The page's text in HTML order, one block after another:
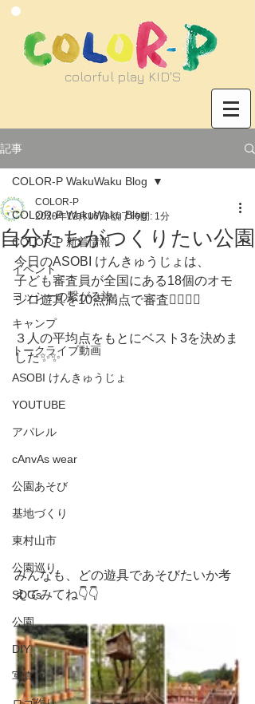
​colorful play KID'S
記事
COLOR-P WakuWaku Blog
COLOR-P 新着情報
イベント
ヨッシーの繋がる旅
キャンプ
トークライブ動画
ASOBI けんきゅうじょ
YOUTUBE
アパレル
cAnvAs wear
公園あそび
基地づくり
東村山市
公園巡り
SDGs
公園
DIY
写真
COLOR-P WakuWaku Blog
自分たちがつくりたい公園
COLOR-P
2020年12月16日 読了時間: 1分
今日のASOBI けんきゅうじょは、
子ども審査員が全国にある18個のオモ
シロ遊具を10点満点で審査🙆‍♂️🙆‍♀️
３人の平均点をもとにベスト3を決めま
した✨✨
みんなも、どの遊具であそびたいか考
えてみてね👇👇